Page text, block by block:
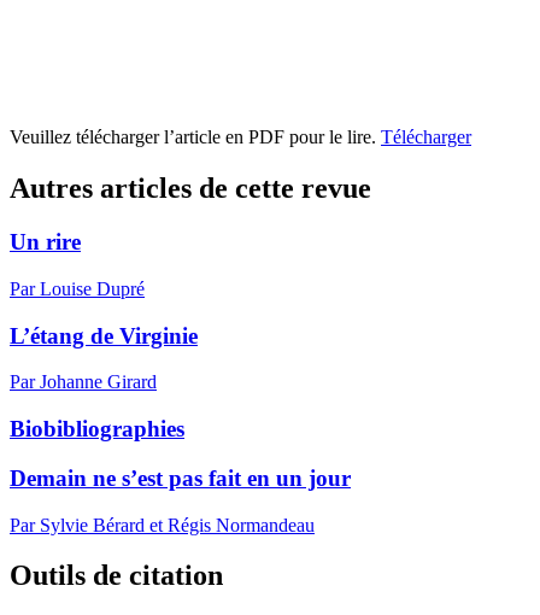
Veuillez télécharger l’article en PDF pour le lire. Télécharger
Autres articles de cette revue
Un rire
Par Louise Dupré
L’étang de Virginie
Par Johanne Girard
Biobibliographies
Demain ne s’est pas fait en un jour
Par Sylvie Bérard et Régis Normandeau
Outils de citation